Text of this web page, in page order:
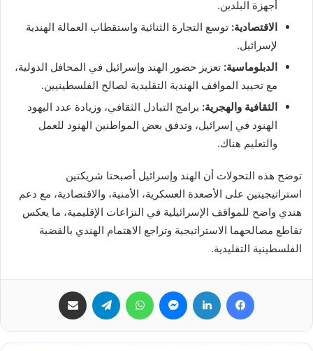
أجهزة البلدين.
الاقتصادية: توسع التجارة الثنائية واستقطاب العمالة الهندية
لإسرائيل.
الدبلوماسية: تعزيز حضور الهند وإسرائيل في المحافل الدولية،
مع تحييد المواقف الهندية التقليدية لصالح الفلسطينيين.
الثقافية والهجرية: برامج التبادل الثقافي، وزيادة عدد اليهود
الهنود في إسرائيل، وتدفق بعض المواطنين الهنود للعمل
والتعليم هناك.
توضح هذه التحولات أن الهند وإسرائيل أصبحتا شريكتين
استراتيجيتين على الأصعدة العسكرية، الأمنية، والاقتصادية، مع دعم
هندي واضح للمواقف الإسرائيلية في النزاعات الإقليمية، ما يعكس
تقاطع مصالحهما الاستراتيجية وتراجع الاهتمام الهندي بالقضية
الفلسطينية التقليدية.
فيسبوك لينكدإن ماسنجر واتساب تيلقرام